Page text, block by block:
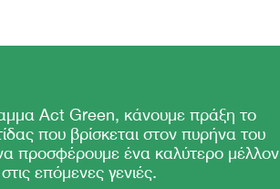
Act Green, κάνουμε πράξη το
που βρίσκεται στον πυρήνα του
προσφέρουμε ένα καλύτερο μέλλον
στις επόμενες γενιές.